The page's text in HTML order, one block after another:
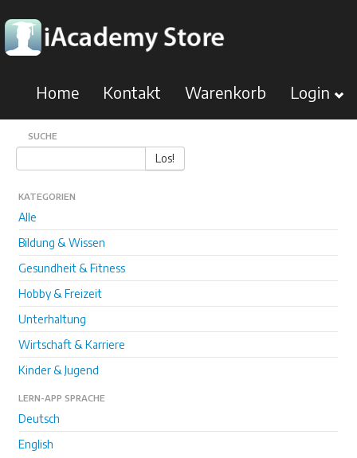
Home Kontakt Warenkorb Login
SUCHE
Los!
KATEGORIEN
Alle
Bildung & Wissen
Gesundheit & Fitness
Hobby & Freizeit
Unterhaltung
Wirtschaft & Karriere
Kinder & Jugend
LERN-APP SPRACHE
Deutsch
English